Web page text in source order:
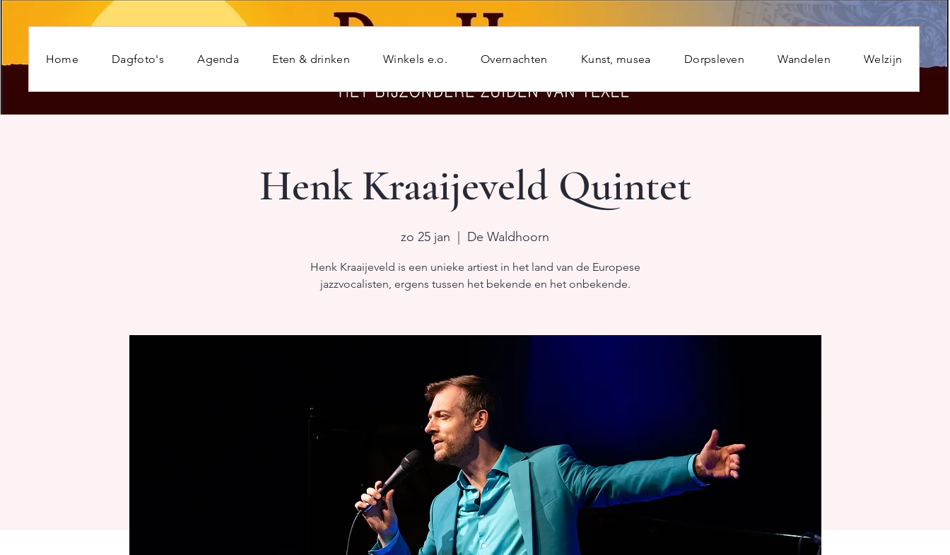
Home Dagfoto's Agenda Eten & drinken Winkels e.o. Overnachten Kunst, musea Dorpsleven Wandelen Welzijn
Henk Kraaijeveld Quintet
zo 25 jan De Waldhoorn
Henk Kraaijeveld is een unieke artiest in het land van de Europese
jazzvocalisten, ergens tussen het bekende en het onbekende.